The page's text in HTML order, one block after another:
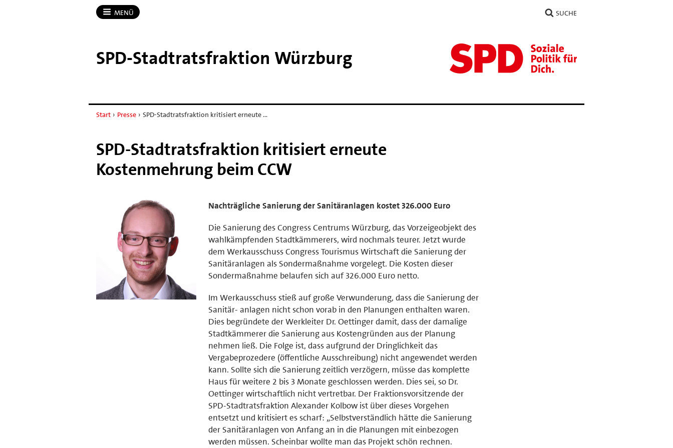
MENÜ SUCHE
SPD-​Stadtratsfraktion Würzburg
Start › Presse › SPD-Stadtratsfraktion kritisiert erneute …
SPD-Stadtratsfraktion kritisiert erneute
Kostenmehrung beim CCW
Nachträgliche Sanierung der Sanitäranlagen kostet 326.000 Euro
Die Sanierung des Congress Centrums Würzburg, das Vorzeigeobjekt des
wahlkämpfenden Stadtkämmerers, wird nochmals teurer. Jetzt wurde
dem Werkausschuss Congress Tourismus Wirtschaft die Sanierung der
Sanitäranlagen als Sondermaßnahme vorgelegt. Die Kosten dieser
Sondermaßnahme belaufen sich auf 326.000 Euro netto.
Im Werkausschuss stieß auf große Verwunderung, dass die Sanierung der
Sanitär- anlagen nicht schon vorab in den Planungen enthalten waren.
Dies begründete der Werkleiter Dr. Oettinger damit, dass der damalige
Stadtkämmerer die Sanierung aus Kostengründen aus der Planung
nehmen ließ. Die Folge ist, dass aufgrund der Dringlichkeit das
Vergabeprozedere (öffentliche Ausschreibung) nicht angewendet werden
kann. Sollte sich die Sanierung zeitlich verzögern, müsse das komplette
Haus für weitere 2 bis 3 Monate geschlossen werden. Dies sei, so Dr.
Oettinger wirtschaftlich nicht vertretbar. Der Fraktionsvorsitzende der
SPD-Stadtratsfraktion Alexander Kolbow ist über dieses Vorgehen
entsetzt und kritisiert es scharf: „Selbstverständlich hätte die Sanierung
der Sanitäranlagen von Anfang an in die Planungen mit einbezogen
werden müssen. Scheinbar wollte man das Projekt schön rechnen.